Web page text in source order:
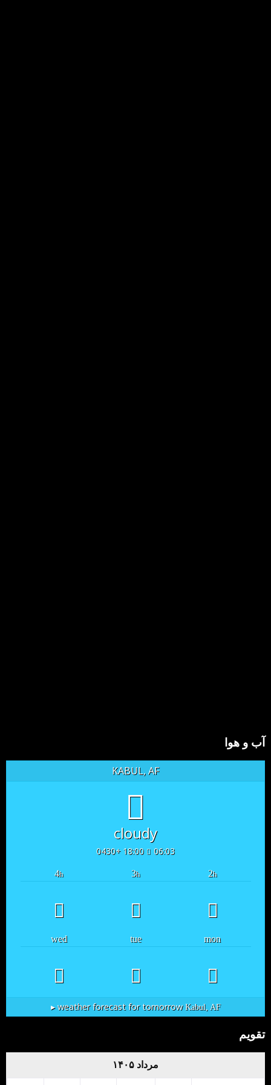
آب و هوا
KABUL, AF
cloudy
06:03
18:00 +0430
2h
3h
4h
mon
tue
wed
Kabul, AF
weather forecast for tomorrow ▸
تقویم
مرداد ۱۴۰۵